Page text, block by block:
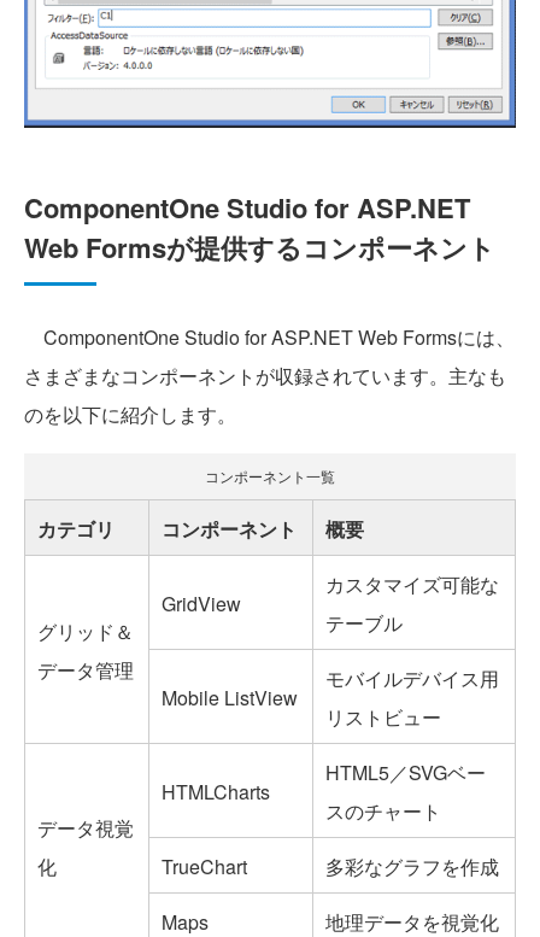
ComponentOne Studio for ASP.NET
Web Formsが提供するコンポーネント
ComponentOne Studio for ASP.NET Web Formsには、
さまざまなコンポーネントが収録されています。主なも
のを以下に紹介します。
コンポーネント一覧
カテゴリ コンポーネント 概要
グリッド＆
データ管理
GridView
カスタマイズ可能な
テーブル
Mobile ListView
モバイルデバイス用
リストビュー
データ視覚
化
HTMLCharts
HTML5／SVGベー
スのチャート
TrueChart
多彩なグラフを作成
Maps
地理データを視覚化